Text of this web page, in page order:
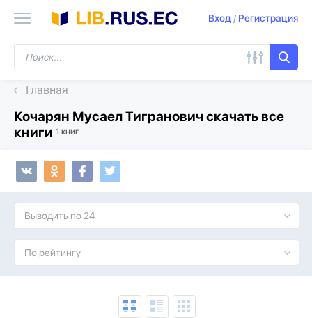
Вход/ Регистрация
Главная
Кочарян Мусаел Тигранович скачать все
книги 1 книг
Выводить по 24
По рейтингу